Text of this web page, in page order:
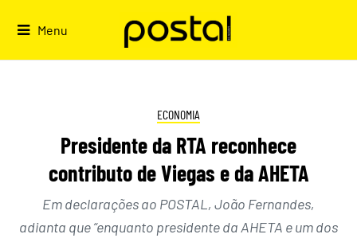
Menu
ECONOMIA
Presidente da RTA reconhece
contributo de Viegas e da AHETA
Em declarações ao POSTAL, João Fernandes,
adianta que “enquanto presidente da AHETA e um dos